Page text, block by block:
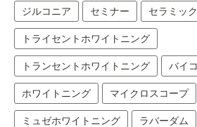
ジルコニア セミナー セラミッ
トライセントホワイトニング
トランセントホワイトニング バイ
ホワイトニング マイクロスコープ
ミュゼホワイトニング ラバーダム